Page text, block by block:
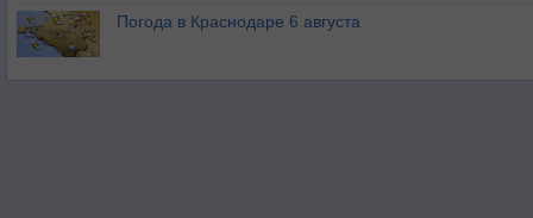
Погода в Краснодаре 6 августа